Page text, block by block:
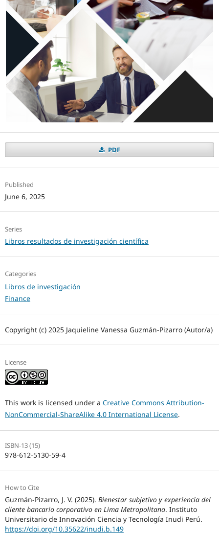
PDF
Published
June 6, 2025
Series
Libros resultados de investigación científica
Categories
Libros de investigación
Finance
Copyright (c) 2025 Jaquieline Vanessa Guzmán-Pizarro (Autor/a)
License
This work is licensed under a Creative Commons Attribution-
NonCommercial-ShareAlike 4.0 International License.
ISBN-13 (15)
978-612-5130-59-4
How to Cite
Guzmán-Pizarro, J. V. (2025). Bienestar subjetivo y experiencia del
cliente bancario corporativo en Lima Metropolitana. Instituto
Universitario de Innovación Ciencia y Tecnología Inudi Perú.
https://doi.org/10.35622/inudi.b.149